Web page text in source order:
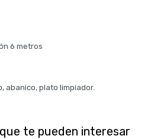
6 metros
abanico, plato limpiador.
te pueden interesar